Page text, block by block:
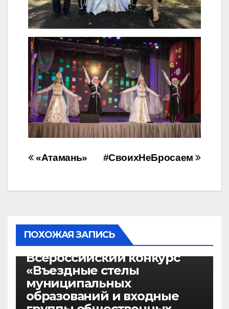
Навигация#СвоихНеБросаем
«Атамань»
ПОХОЖАЯ ЗАПИСЬ
Всероссийский конкурс
«Въездные стелы
муниципальных
образований и входные